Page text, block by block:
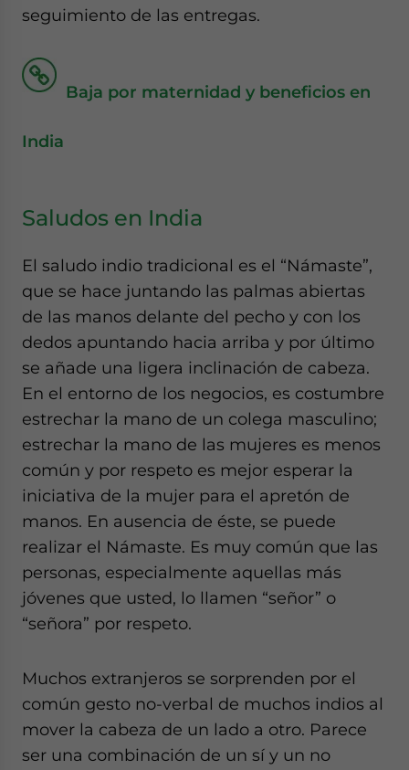
seguimiento de las entregas.
Baja por maternidad y beneficios en
India
Saludos en India
El saludo indio tradicional es el “Námaste”,
que se hace juntando las palmas abiertas
de las manos delante del pecho y con los
dedos apuntando hacia arriba y por último
se añade una ligera inclinación de cabeza.
En el entorno de los negocios, es costumbre
estrechar la mano de un colega masculino;
estrechar la mano de las mujeres es menos
común y por respeto es mejor esperar la
iniciativa de la mujer para el apretón de
manos. En ausencia de éste, se puede
realizar el Námaste. Es muy común que las
personas, especialmente aquellas más
jóvenes que usted, lo llamen “señor” o
“señora” por respeto.
Muchos extranjeros se sorprenden por el
común gesto no-verbal de muchos indios al
mover la cabeza de un lado a otro. Parece
ser una combinación de un sí y un no